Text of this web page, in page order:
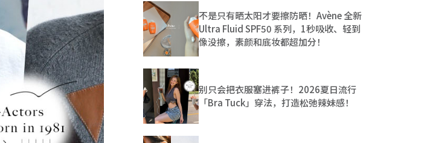
不是只有晒太阳才要擦防晒！Avène 全新
Ultra Fluid SPF50 系列，1秒吸收、轻到
像没擦，素颜和底妆都超加分！
别只会把衣服塞进裤子！2026夏日流行
「Bra Tuck」穿法，打造松弛辣妹感！